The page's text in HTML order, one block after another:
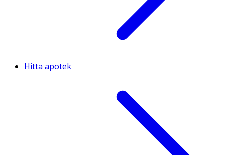
Hitta apotek